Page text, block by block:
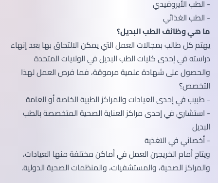
- الطب الأيروفيدي
- الطب الغذائي
ما هي وظائف الطب البديل؟
يهتم كل طالب بمجالات العمل التي يمكن الالتحاق بها بعد إنهاء
دراسته في إحدى كليات الطب البديل في الولايات المتحدة
والحصول على شهادة علمية مرموقة، فما فرص العمل لهذا
التخصص؟
- طبيب في إحدى العيادات والمراكز الطبية الخاصة أو العامة
- استشاري في إحدى مراكز العناية الصحية المتخصصة بالطب
البديل
- أخصائي في التغذية
ويتاح أمام الخريجين العمل في أماكن مختلفة منها العيادات،
والمراكز الصحية، والمستشفيات، والمنظمات الصحية الدولية.